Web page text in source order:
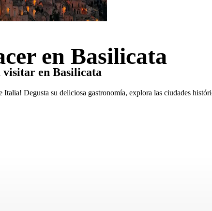
en Basilicata
Italia! Degusta su deliciosa gastronomía, explora las ciudades
visitar en Basilicata